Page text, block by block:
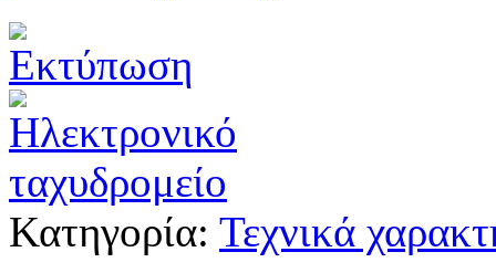
Κατηγορία: Τεχνικά